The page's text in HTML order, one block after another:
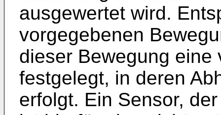
ausgewertet wird.
vorgegebenen
dieser Bewegung eine
festgelegt, in deren
erfolgt. Ein Sensor,